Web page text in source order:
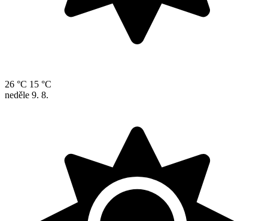
26 °C 15 °C
neděle 9. 8.